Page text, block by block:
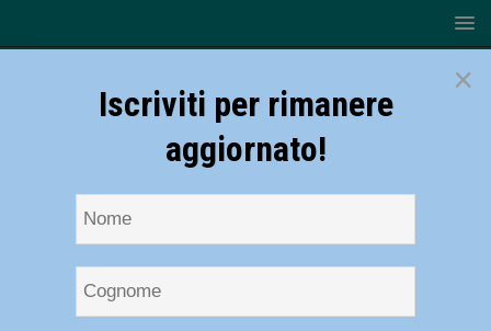
×
Iscriviti per rimanere
aggiornato!